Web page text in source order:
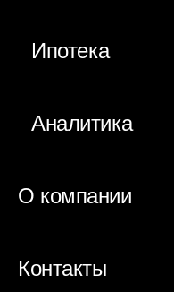
Ипотека
Аналитика
О компании
Контакты